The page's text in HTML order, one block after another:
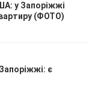
у Запоріжжі
(ФОТО)
є